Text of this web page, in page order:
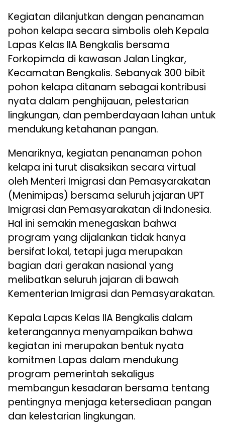
Kegiatan dilanjutkan dengan penanaman
pohon kelapa secara simbolis oleh Kepala
Lapas Kelas IIA Bengkalis bersama
Forkopimda di kawasan Jalan Lingkar,
Kecamatan Bengkalis. Sebanyak 300 bibit
pohon kelapa ditanam sebagai kontribusi
nyata dalam penghijauan, pelestarian
lingkungan, dan pemberdayaan lahan untuk
mendukung ketahanan pangan.
Menariknya, kegiatan penanaman pohon
kelapa ini turut disaksikan secara virtual
oleh Menteri Imigrasi dan Pemasyarakatan
(Menimipas) bersama seluruh jajaran UPT
Imigrasi dan Pemasyarakatan di Indonesia.
Hal ini semakin menegaskan bahwa
program yang dijalankan tidak hanya
bersifat lokal, tetapi juga merupakan
bagian dari gerakan nasional yang
melibatkan seluruh jajaran di bawah
Kementerian Imigrasi dan Pemasyarakatan.
Kepala Lapas Kelas IIA Bengkalis dalam
keterangannya menyampaikan bahwa
kegiatan ini merupakan bentuk nyata
komitmen Lapas dalam mendukung
program pemerintah sekaligus
membangun kesadaran bersama tentang
pentingnya menjaga ketersediaan pangan
dan kelestarian lingkungan.